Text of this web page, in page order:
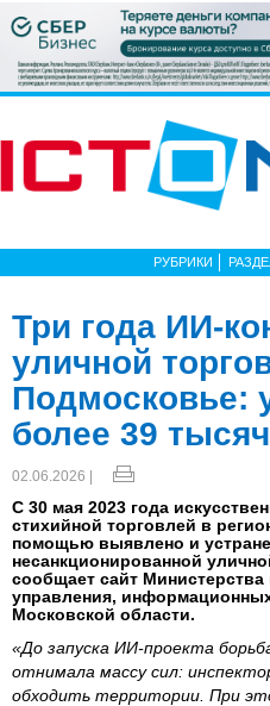
РУБРИКИ
Три года ИИ-
уличной
Подмосковье:
более 39
02.06.2026 |
С 30 мая 2023 года
стихийной торговлей в
помощью выявлено и
несанкционированной
сообщает сайт Министерства
управления,
Московской области.
«До запуска ИИ-проекта
отнимала массу сил:
обходить территории. При